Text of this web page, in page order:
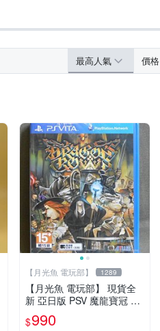
最高人氣 價格
【月光魚 電玩部】 1289
【月光魚 電玩部】 現貨全
新 亞日版 PSV 魔龍寶冠 普
通版 亞版日文版 PS Vita
$990